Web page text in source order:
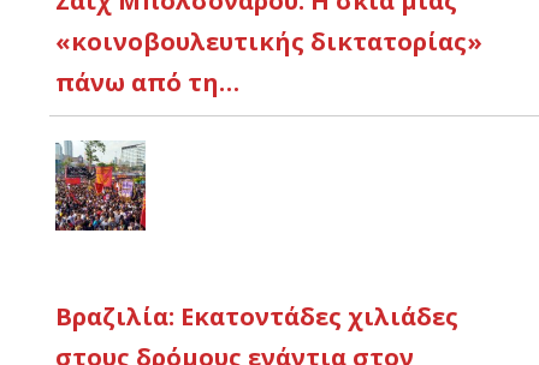
«κοινοβουλευτικής δικτατορίας»
πάνω από τη…
Βραζιλία: Εκατοντάδες χιλιάδες
στους δρόμους ενάντια στον